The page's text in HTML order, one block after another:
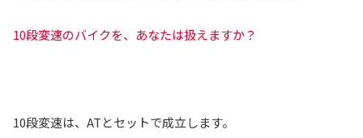
10段変速のバイクを、あなたは扱えますか？
10段変速は、ATとセットで成立します。